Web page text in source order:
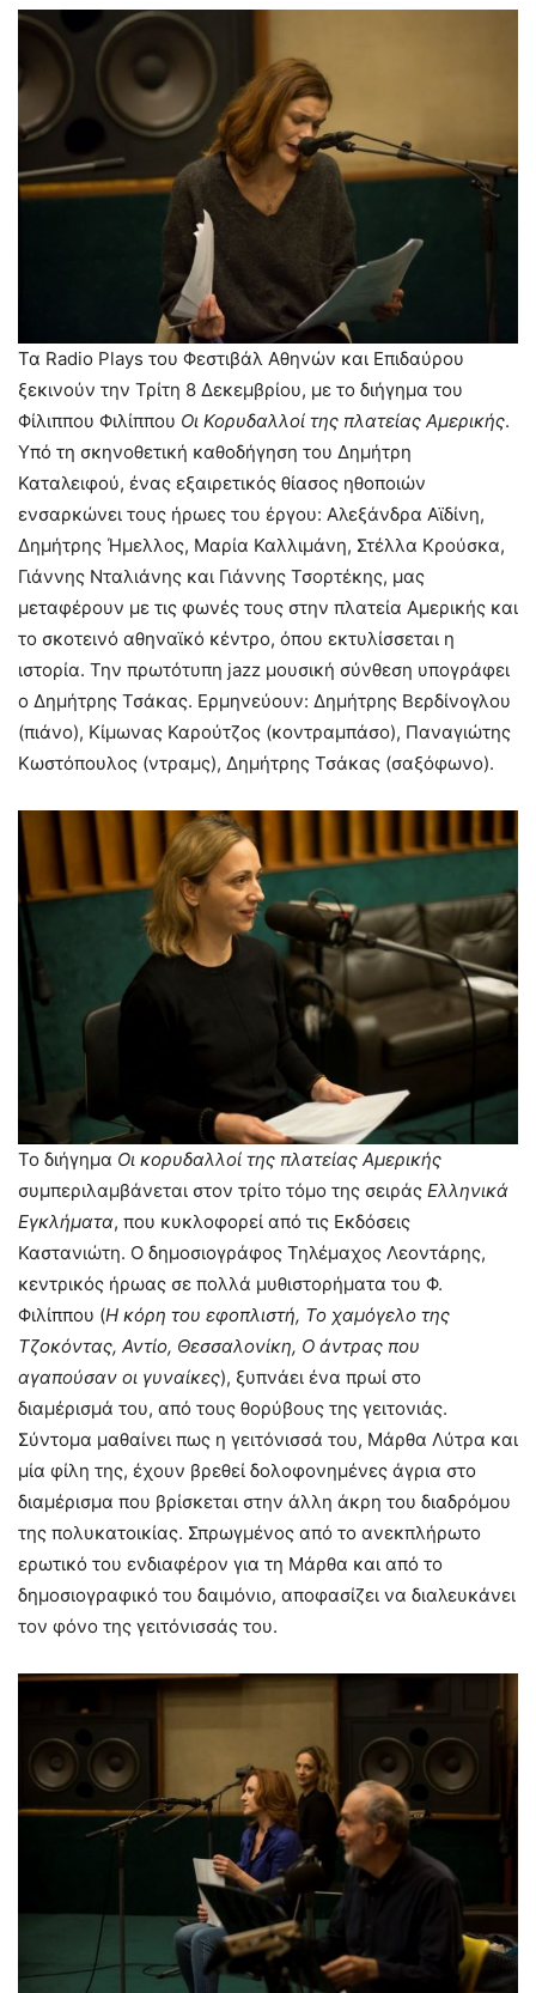
Τα Radio Plays του Φεστιβάλ Αθηνών και Επιδαύρου
ξεκινούν την Τρίτη 8 Δεκεμβρίου, με το διήγημα του
Φίλιππου Φιλίππου Οι Κορυδαλλοί της πλατείας Αμερικής.
Υπό τη σκηνοθετική καθοδήγηση του Δημήτρη
Καταλειφού, ένας εξαιρετικός θίασος ηθοποιών
ενσαρκώνει τους ήρωες του έργου: Αλεξάνδρα Αϊδίνη,
Δημήτρης Ήμελλος, Μαρία Καλλιμάνη, Στέλλα Κρούσκα,
Γιάννης Νταλιάνης και Γιάννης Τσορτέκης, μας
μεταφέρουν με τις φωνές τους στην πλατεία Αμερικής και
το σκοτεινό αθηναϊκό κέντρο, όπου εκτυλίσσεται η
ιστορία. Την πρωτότυπη jazz μουσική σύνθεση υπογράφει
ο Δημήτρης Τσάκας. Ερμηνεύουν: Δημήτρης Βερδίνογλου
(πιάνο), Κίμωνας Καρούτζος (κοντραμπάσο), Παναγιώτης
Κωστόπουλος (ντραμς), Δημήτρης Τσάκας (σαξόφωνο).
Το διήγημα Οι κορυδαλλοί της πλατείας Αμερικής
συμπεριλαμβάνεται στον τρίτο τόμο της σειράς Ελληνικά
Εγκλήματα, που κυκλοφορεί από τις Εκδόσεις
Καστανιώτη. Ο δημοσιογράφος Τηλέμαχος Λεοντάρης,
κεντρικός ήρωας σε πολλά μυθιστορήματα του Φ.
Φιλίππου (Η κόρη του εφοπλιστή, Το χαμόγελο της
Τζοκόντας, Αντίο, Θεσσαλονίκη, Ο άντρας που
αγαπούσαν οι γυναίκες), ξυπνάει ένα πρωί στο
διαμέρισμά του, από τους θορύβους της γειτονιάς.
Σύντομα μαθαίνει πως η γειτόνισσά του, Μάρθα Λύτρα και
μία φίλη της, έχουν βρεθεί δολοφονημένες άγρια στο
διαμέρισμα που βρίσκεται στην άλλη άκρη του διαδρόμου
της πολυκατοικίας. Σπρωγμένος από το ανεκπλήρωτο
ερωτικό του ενδιαφέρον για τη Μάρθα και από το
δημοσιογραφικό του δαιμόνιο, αποφασίζει να διαλευκάνει
τον φόνο της γειτόνισσάς του.